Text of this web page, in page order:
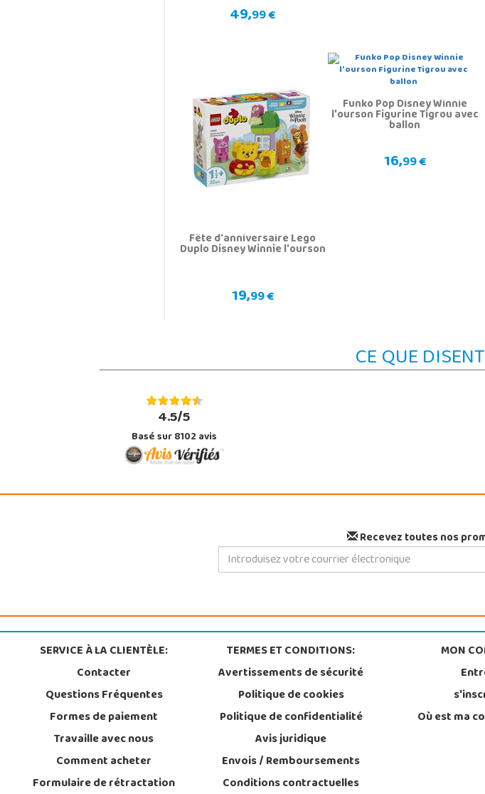
49,99 €
Fête d'anniversaire Lego
Duplo Disney Winnie l'ourson
19,99 €
Funko Pop Disney Winnie
l'ourson Figurine Tigrou avec
ballon
16,99 €
CE QUE
4.5/5
Basé sur 8102 avis
Recevez toutes nos
SERVICE À LA CLIENTÈLE:
Contacter
Questions Fréquentes
Formes de paiement
Travaille avec nous
Comment acheter
Formulaire de rétractation
TERMES ET CONDITIONS:
Avertissements de sécurité
Politique de cookies
Politique de confidentialité
Avis juridique
Envois / Remboursements
Conditions contractuelles
MON
Où est ma